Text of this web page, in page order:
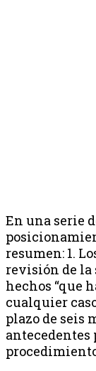
En una serie
resumen: 1.
revisión de la
hechos “que
cualquier
plazo de seis
antecedentes